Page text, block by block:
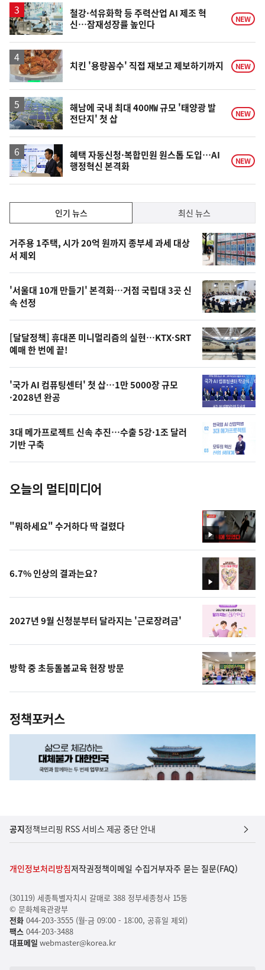
철강·석유화학 등 주력산업 AI 제조 혁
신…잠재성장률 높인다
NEW
치킨 '용량꼼수' 직접 재보고 제보하기까지 NEW
해남에 국내 최대 400㎿ 규모 '태양광 발
전단지' 첫 삽
NEW
혜택 자동신청·복합민원 원스톱 도입…AI
행정혁신 본격화
NEW
기,
최
신,
오
늘
의
영
상
오
늘
사
진
인기 뉴스 최신 뉴스
기
뉴
스
거주용 1주택, 시가 20억 원까지 종부세 과세 대상
서 제외
'서울대 10개 만들기' 본격화…거점 국립대 3곳 신
속 선정
[달달정책] 휴대폰 미니멀리즘의 실현…KTX·SRT
예매 한 번에 끝!
'국가 AI 컴퓨팅센터' 첫 삽…1만 5000장 규모
·2028년 완공
3대 메가프로젝트 신속 추진…수출 5강·1조 달러
기반 구축
오늘의 멀티미디어
영
상
"뭐하세요" 수거하다 딱 걸렸다
영
상
6.7% 인상의 결과는요?
2027년 9월 신청분부터 달라지는 '근로장려금'
방학 중 초등돌봄교육 현장 방문
정책포커스
공지정책브리핑 RSS 서비스 제공 중단 안내
개인정보처리방침저작권정책이메일 수집거부자주 묻는 질문(FAQ)
(30119) 세종특별자치시 갈매로 388 정부세종청사 15동
© 문화체육관광부
전화044-203-3555 (월-금 09:00 - 18:00, 공휴일 제외)
팩스044-203-3488
대표메일 webmaster@korea.kr